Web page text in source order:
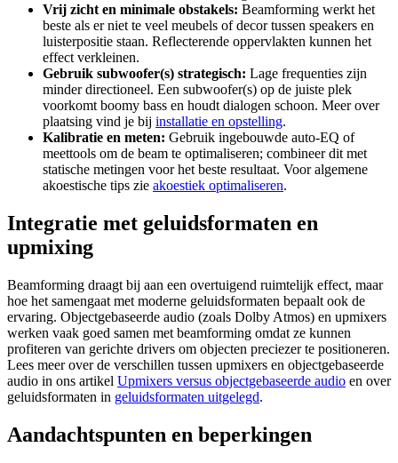
Vrij zicht en minimale obstakels: Beamforming werkt het
beste als er niet te veel meubels of decor tussen speakers en
luisterpositie staan. Reflecterende oppervlakten kunnen het
effect verkleinen.
Gebruik subwoofer(s) strategisch: Lage frequenties zijn
minder directioneel. Een subwoofer(s) op de juiste plek
voorkomt boomy bass en houdt dialogen schoon. Meer over
plaatsing vind je bij installatie en opstelling.
Kalibratie en meten: Gebruik ingebouwde auto‑EQ of
meettools om de beam te optimaliseren; combineer dit met
statische metingen voor het beste resultaat. Voor algemene
akoestische tips zie akoestiek optimaliseren.
Integratie met geluidsformaten en
upmixing
Beamforming draagt bij aan een overtuigend ruimtelijk effect, maar
hoe het samengaat met moderne geluidsformaten bepaalt ook de
ervaring. Objectgebaseerde audio (zoals Dolby Atmos) en upmixers
werken vaak goed samen met beamforming omdat ze kunnen
profiteren van gerichte drivers om objecten preciezer te positioneren.
Lees meer over de verschillen tussen upmixers en objectgebaseerde
audio in ons artikel Upmixers versus objectgebaseerde audio en over
geluidsformaten in geluidsformaten uitgelegd.
Aandachtspunten en beperkingen